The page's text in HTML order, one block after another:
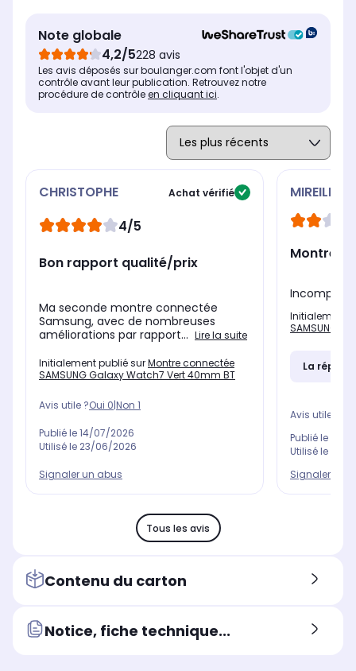
Note globale
4,2/5228 avis
Les avis déposés sur boulanger.com font l'objet d'un
contrôle avant leur publication. Retrouvez notre
procédure de contrôleen cliquant ici.
CHRISTOPHE Achat vérifié
4/5
Bon rapport qualité/prix
Ma seconde montre connectée
Samsung, avec de nombreuses
améliorations par rapport... Lire la suite
Initialement publié surMontre connectée
SAMSUNG Galaxy Watch7 Vert 40mm BT
Avis utile ?Oui 0|Non 1
Publié le14/07/2026
Utilisé le 23/06/2026
Signaler un abus
MIREILLE
Montre
Initialement
SAMSUNG
La
Avis utile ?
Publié le
Utilisé le
Signaler un
Tous les avis
Contenu du carton
Notice, fiche technique...